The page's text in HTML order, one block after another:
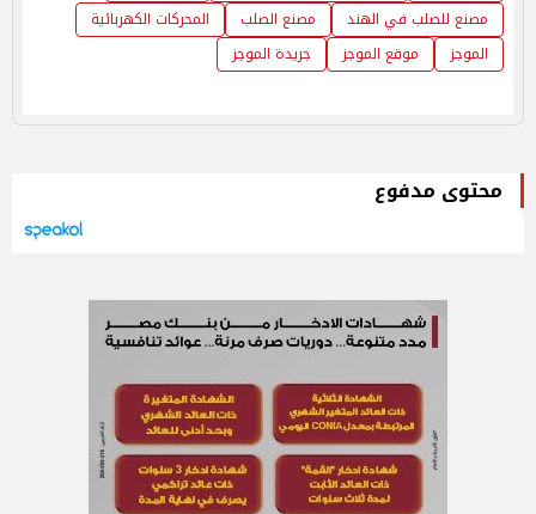
مصنع للصلب في الهند
مصنع الصلب
المحركات الكهربائية
الموجز
موقع الموجز جريدة الموجز
محتوى مدفوع